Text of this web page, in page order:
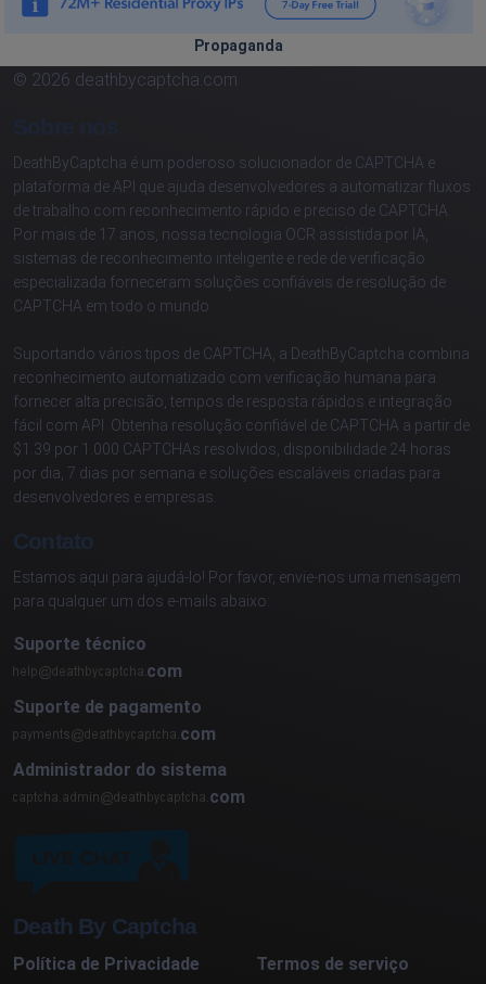
Propaganda
© 2026 deathbycaptcha.com
DeathByCaptcha é um poderoso solucionador de CAPTCHA e
plataforma de API que ajuda desenvolvedores a automatizar fluxos
de trabalho com reconhecimento rápido e preciso de CAPTCHA.
Por mais de 17 anos, nossa tecnologia OCR assistida por IA,
sistemas de reconhecimento inteligente e rede de verificação
especializada forneceram soluções confiáveis de resolução de
CAPTCHA em todo o mundo.
Suportando vários tipos de CAPTCHA, a DeathByCaptcha combina
reconhecimento automatizado com verificação humana para
fornecer alta precisão, tempos de resposta rápidos e integração
fácil com API. Obtenha resolução confiável de CAPTCHA a partir de
$1.39 por 1.000 CAPTCHAs resolvidos, disponibilidade 24 horas
por dia, 7 dias por semana e soluções escaláveis criadas para
desenvolvedores e empresas.
Contato
Estamos aqui para ajudá-lo! Por favor, envie-nos uma mensagem
para qualquer um dos e-mails abaixo:
Suporte técnico
com
Suporte de pagamento
com
Administrador do sistema
com
Death By Captcha
Política de Privacidade
Termos de serviço